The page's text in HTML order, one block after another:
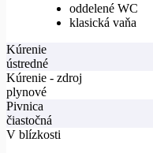
oddelené WC
klasická vaňa
Kúrenie
ústredné
Kúrenie - zdroj
plynové
Pivnica
čiastočná
V blízkosti